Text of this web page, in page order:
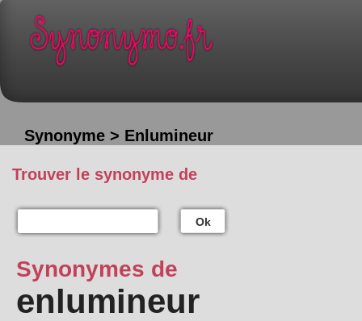
Synonyme > Enlumineur
Trouver le synonyme de
Ok
Synonymes de
enlumineur